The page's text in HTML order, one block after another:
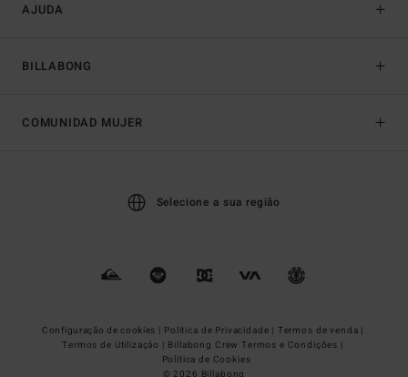
AJUDA
BILLABONG
COMUNIDAD MUJER
Selecione a sua região
Configuração de cookies | Política de Privacidade | Termos de venda |
Termos de Utilizaçâo | Billabong Crew Termos e Condições |
Política de Cookies